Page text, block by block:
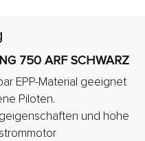
750 ARF SCHWARZ
EPP-Material geeignet
Piloten.
und hohe